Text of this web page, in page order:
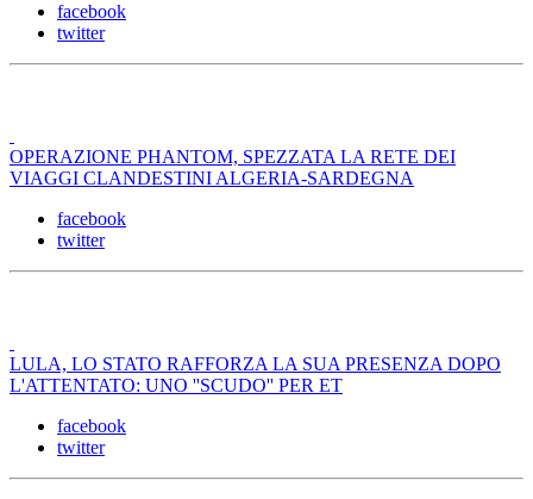
facebook
twitter
OPERAZIONE PHANTOM, SPEZZATA LA RETE DEI
VIAGGI CLANDESTINI ALGERIA-SARDEGNA
facebook
twitter
LULA, LO STATO RAFFORZA LA SUA PRESENZA DOPO
L'ATTENTATO: UNO ''SCUDO'' PER ET
facebook
twitter